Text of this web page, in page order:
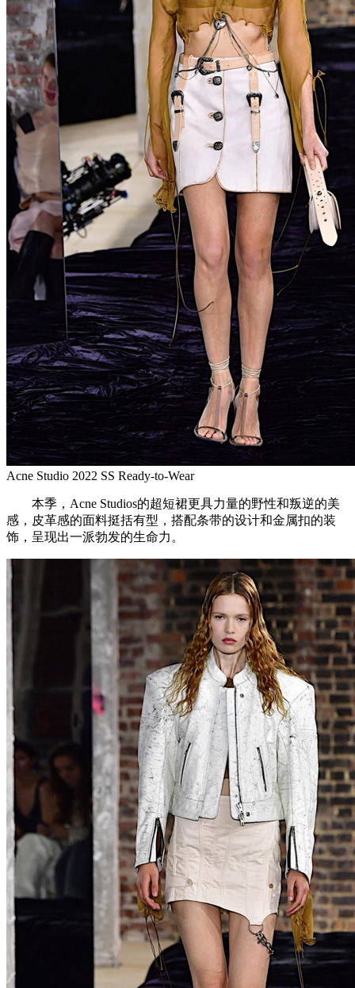
Acne Studio 2022 SS Ready-to-Wear
本季，Acne Studios的超短裙更具力量的野性和叛逆的美
感，皮革感的面料挺括有型，搭配条带的设计和金属扣的装
饰，呈现出一派勃发的生命力。